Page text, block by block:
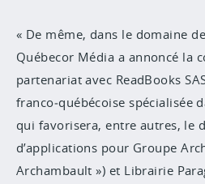
« De même, dans le domaine
Québecor Média a annoncé la
partenariat avec ReadBooks
franco‑québécoise spécialisée
qui favorisera, entre autres, le
d’applications pour Groupe
Archambault ») et Librairie